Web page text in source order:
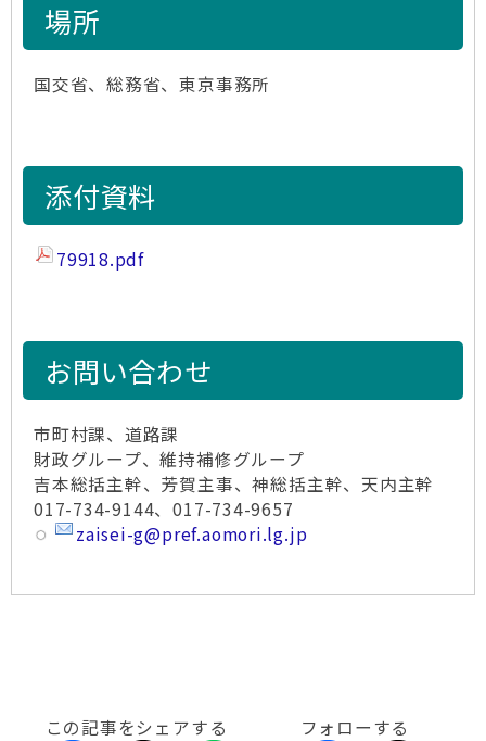
場所
国交省、総務省、東京事務所
添付資料
79918.pdf
お問い合わせ
市町村課、道路課
財政グループ、維持補修グループ
吉本総括主幹、芳賀主事、神総括主幹、天内主幹
017-734-9144、017-734-9657
zaisei-g@pref.aomori.lg.jp
この記事をシェアする フォローする